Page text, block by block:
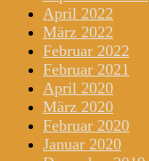
April 2022
März 2022
Februar 2022
Februar 2021
April 2020
März 2020
Februar 2020
Januar 2020